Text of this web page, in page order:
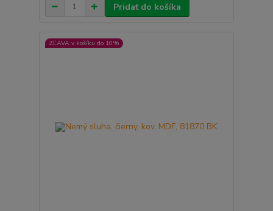
Pridať do košíka
ZĽAVA v košíku do 10%